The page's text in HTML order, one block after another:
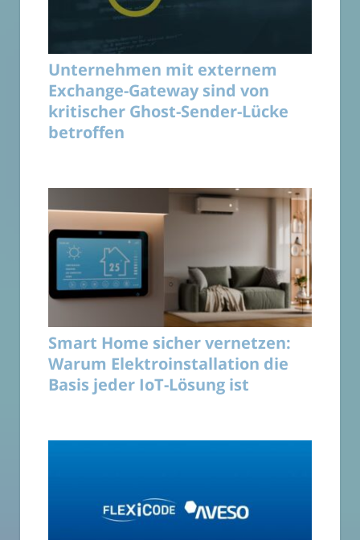
Unternehmen mit externem
Exchange-Gateway sind von
kritischer Ghost-Sender-Lücke
betroffen
Smart Home sicher vernetzen:
Warum Elektroinstallation die
Basis jeder IoT-Lösung ist